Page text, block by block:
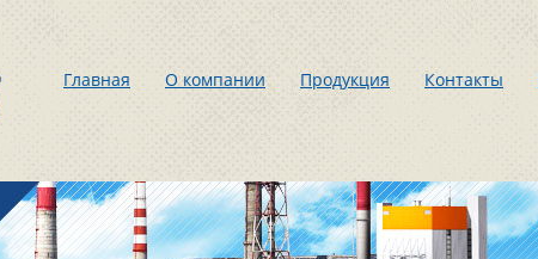
Главная О компании Продукция Контакты